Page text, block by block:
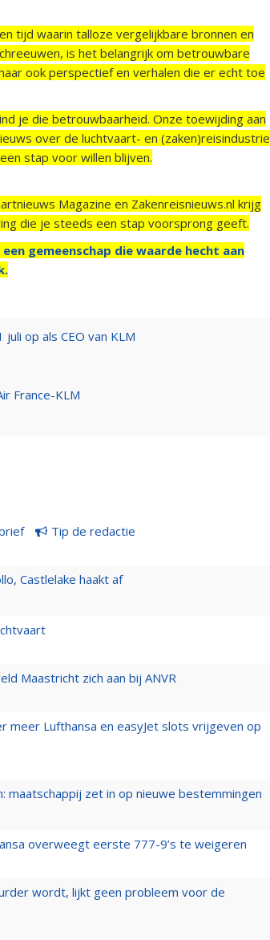
tijd waarin talloze vergelijkbare bronnen en
is het belangrijk om betrouwbare
ook perspectief en verhalen die er echt toe
je die betrouwbaarheid. Onze toewijding aan
over de luchtvaart- en (zaken)reisindustrie
stap voor willen blijven.
Magazine en Zakenreisnieuws.nl krijg
die je steeds een stap voorsprong geeft.
gemeenschap die waarde hecht aan
op als CEO van KLM
France-KLM
Tip de redactie
Castlelake haakt af
Maastricht zich aan bij ANVR
Lufthansa en easyJet slots vrijgeven op
maatschappij zet in op nieuwe bestemmingen
overweegt eerste 777-9’s te weigeren
wordt, lijkt geen probleem voor de